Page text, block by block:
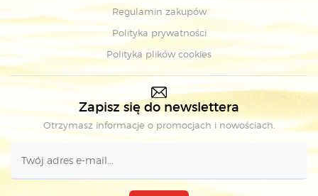
Regulamin zakupów
Polityka prywatności
Polityka plików cookies
Zapisz się do newslettera
Otrzymasz informacje o promocjach i nowościach.